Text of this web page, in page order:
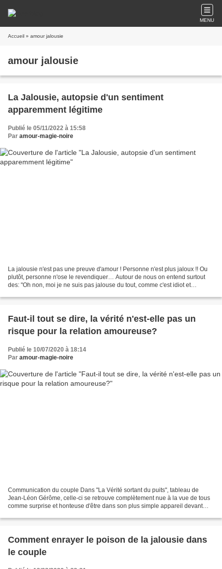
MENU
Accueil » amour jalousie
amour jalousie
La Jalousie, autopsie d'un sentiment
apparemment légitime
Publié le 05/11/2022 à 15:58
Par amour-magie-noire
La jalousie n'est pas une preuve d'amour ! Personne n'est plus jaloux !! Ou
plutôt, personne n'ose le revendiquer… Autour de nous on entend surtout
des: "Oh non, moi je ne suis pas jalouse du tout, comme c'est idiot et
Faut-il tout se dire, la vérité n'est-elle pas un
risque pour la relation amoureuse?
Publié le 10/07/2020 à 18:14
Par amour-magie-noire
Communication du couple Dans "La Vérité sortant du puits", tableau de
Jean-Léon Gérôme, celle-ci se retrouve complètement nue à la vue de tous
comme surprise et honteuse d'être dans son plus simple appareil devant
Comment enrayer le poison de la jalousie dans
le couple